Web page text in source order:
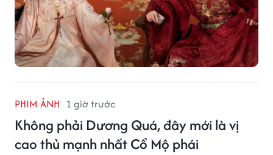
PHIM ẢNH 1 giờ trước
Không phải Dương Quá, đây mới là vị
cao thủ mạnh nhất Cổ Mộ phái